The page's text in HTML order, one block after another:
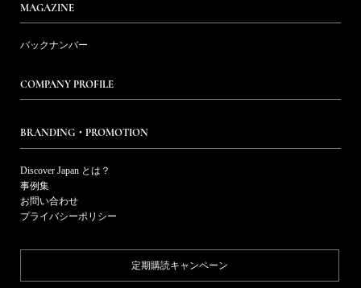
MAGAZINE
バックナンバー
COMPANY PROFILE
BRANDING・PROMOTION
Discover Japan とは？
事例集
お問い合わせ
プライバシーポリシー
定期購読キャンペーン